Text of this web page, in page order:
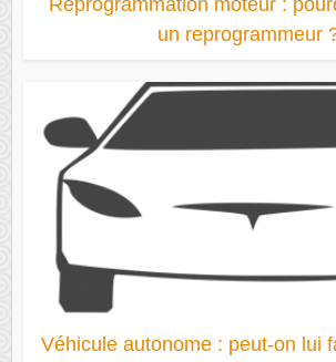
Reprogrammation moteur :
un reprogrammeur
Véhicule autonome : peut-on lui